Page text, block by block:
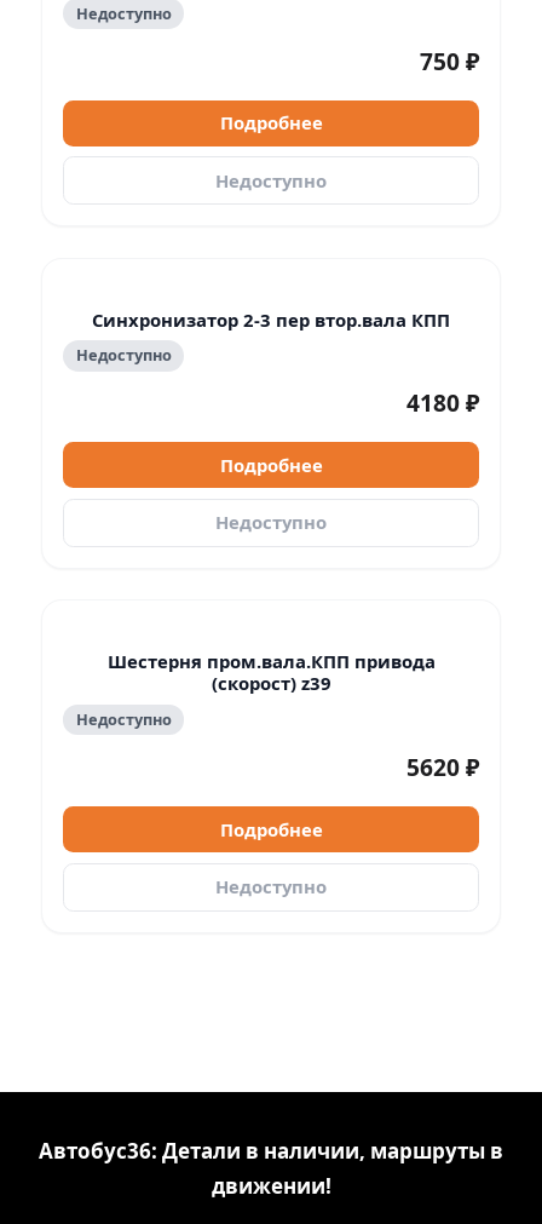
Недоступно
750 ₽
Подробнее
Недоступно
Синхронизатор 2-3 пер втор.вала КПП
Недоступно
4180 ₽
Подробнее
Недоступно
Шестерня пром.вала.КПП привода
(скорост) z39
Недоступно
5620 ₽
Подробнее
Недоступно
Автобус36: Детали в наличии, маршруты в
движении!